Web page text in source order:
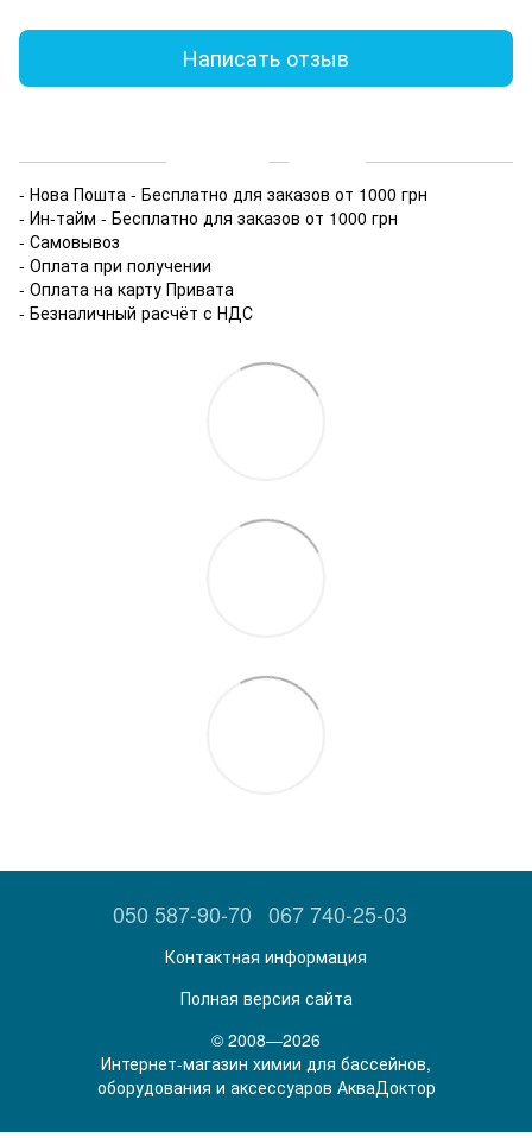
Написать отзыв
- Нова Пошта - Бесплатно для заказов от 1000 грн
- Ин-тайм - Бесплатно для заказов от 1000 грн
- Самовывоз
- Оплата при получении
- Оплата на карту Привата
- Безналичный расчёт с НДС
050 587-90-70 067 740-25-03
Контактная информация
Полная версия сайта
© 2008—2026
Интернет-магазин химии для бассейнов,
оборудования и аксессуаров АкваДоктор